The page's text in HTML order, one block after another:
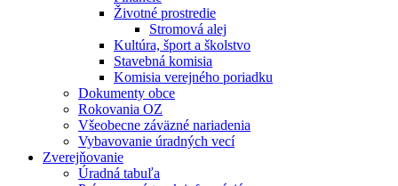
Životné prostredie
Stromová alej
Kultúra, šport a školstvo
Stavebná komisia
Komisia verejného poriadku
Dokumenty obce
Rokovania OZ
Všeobecne záväzné nariadenia
Vybavovanie úradných vecí
Zverejňovanie
Úradná tabuľa